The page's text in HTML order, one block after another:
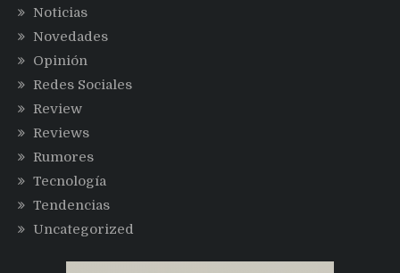
Noticias
Novedades
Opinión
Redes Sociales
Review
Reviews
Rumores
Tecnología
Tendencias
Uncategorized